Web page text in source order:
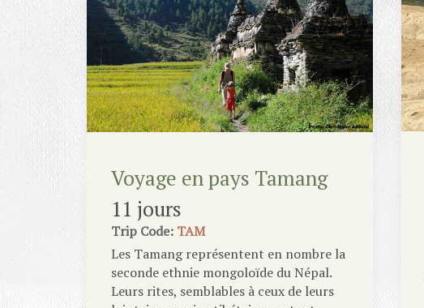
Voyage en pays Tamang
11 jours
Trip Code: TAM
Les Tamang représentent en nombre la
seconde ethnie mongoloïde du Népal.
Leurs rites, semblables à ceux de leurs